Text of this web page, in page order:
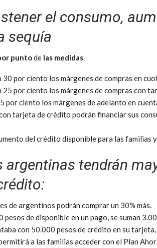
el consumo,
sequía
puntode las medidas.
30 por ciento los márgenes de compras en
25 por ciento los márgenes de compras con
por ciento los márgenes de adelanto en
tarjeta de crédito podrán financiar sus
del crédito disponible para las familias
argentinas tendrán
de argentinos podrán comprar un 30% más.
pesos de disponible en un pago, se suman
con 50.000 pesos de crédito en su
a las familias acceder con el Plan